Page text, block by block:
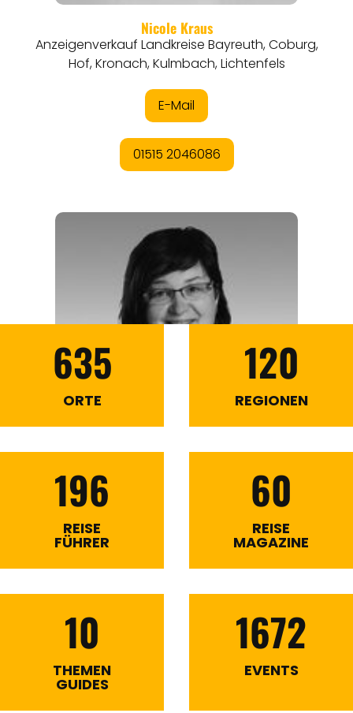
635
ORTE
120
REGIONEN
196
REISE
FÜHRER
60
REISE
MAGAZINE
10
THEMEN
GUIDES
1672
EVENTS